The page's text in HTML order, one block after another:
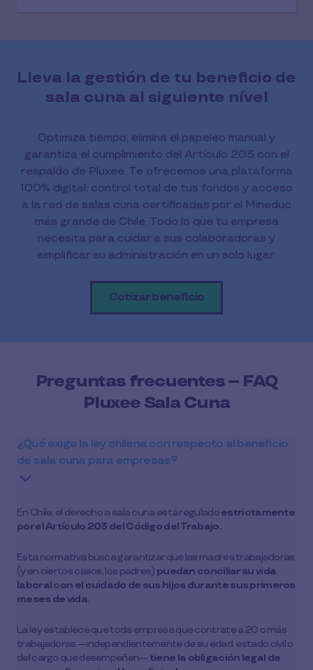
Lleva la gestión de tu beneficio de
sala cuna al siguiente nível
Optimiza tiempo, elimina el papeleo manual y
garantiza el cumplimiento del Artículo 203 con el
respaldo de Pluxee. Te ofrecemos una plataforma
100% digital, control total de tus fondos y acceso
a la red de salas cuna certificadas por el Mineduc
más grande de Chile. Todo lo que tu empresa
necesita para cuidar a sus colaboradoras y
simplificar su administración en un solo lugar.
Cotizar beneficio
Preguntas frecuentes – FAQ
Pluxee Sala Cuna
¿Qué exige la ley chilena con respecto al beneficio
de sala cuna para empresas?
En Chile, el derecho a sala cuna está reguladoestrictamente
por el Artículo 203 del Código del Trabajo.
Esta normativa busca garantizar que las madres trabajadoras
(y en ciertos casos, los padres) puedan conciliar su vida
laboral con el cuidado de sus hijos durante sus primeros
meses de vida.
La ley establece que toda empresa que contrate a 20 o más
trabajadoras —independientemente de su edad, estado civil o
del cargo que desempeñen— tiene la obligación legal de